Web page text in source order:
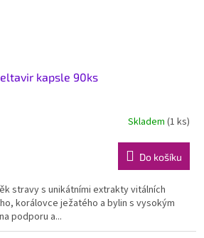
kapsle 90ks
Skladem (1 ks)
Do košíku
stravy s unikátními extrakty vitálních
korálovce ježatého a bylin s vysokým
podporu a...